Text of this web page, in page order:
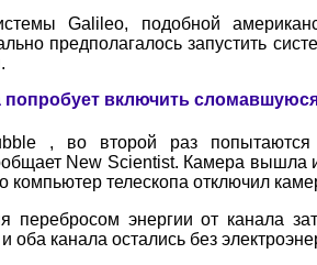
Galileo, подобной
предполагалось запустить
попробует включить
, во второй раз
New Scientist. Камера вышла
телескопа отключил
перебросом энергии от канала
канала остались без